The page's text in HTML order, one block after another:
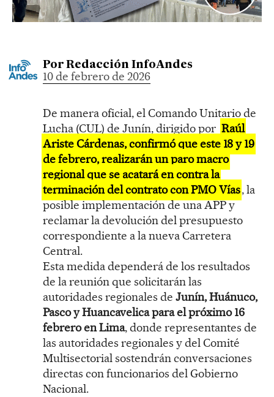
Por Redacción InfoAndes
10 de febrero de 2026
De manera oficial, el Comando Unitario de
Lucha (CUL) de Junín, dirigido por Raúl
Ariste Cárdenas, confirmó que este 18 y 19
de febrero, realizarán un paro macro
regional que se acatará en contra la
terminación del contrato con PMO Vías, la
posible implementación de una APP y
reclamar la devolución del presupuesto
correspondiente a la nueva Carretera
Central.
Esta medida dependerá de los resultados
de la reunión que solicitarán las
autoridades regionales de Junín, Huánuco,
Pasco y Huancavelica para el próximo 16
febrero en Lima, donde representantes de
las autoridades regionales y del Comité
Multisectorial sostendrán conversaciones
directas con funcionarios del Gobierno
Nacional.